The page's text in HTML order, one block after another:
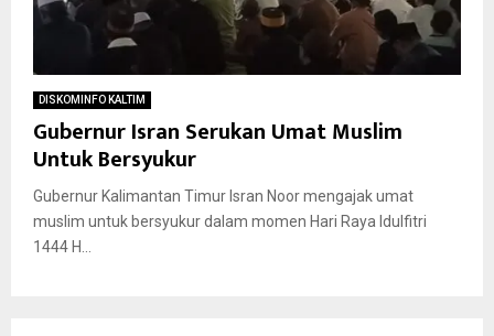
DISKOMINFO KALTIM
Gubernur Isran Serukan Umat Muslim
Untuk Bersyukur
Gubernur Kalimantan Timur Isran Noor mengajak umat
muslim untuk bersyukur dalam momen Hari Raya Idulfitri
1444 H...